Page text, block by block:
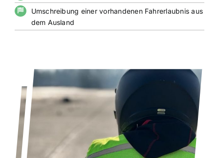
Umschreibung einer vorhandenen Fahrerlaubnis aus
dem Ausland